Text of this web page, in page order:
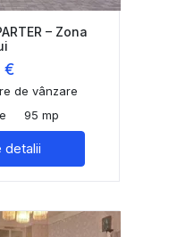
– Zona
€
de vânzare
95 mp
detalii